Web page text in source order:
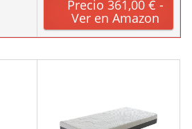
Precio 361,00 € -
Ver en Amazon